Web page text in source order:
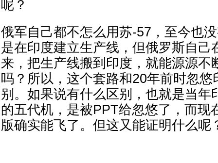
呢？
俄军自己都不怎么用苏-57，至今也
是在印度建立生产线，但俄罗斯自己
来，把生产线搬到印度，就能源源不
吗？所以，这个套路和20年前时忽悠
别。如果说有什么区别，也就是当年
的五代机，是被PPT给忽悠了，而现
版确实能飞了。但这又能证明什么呢